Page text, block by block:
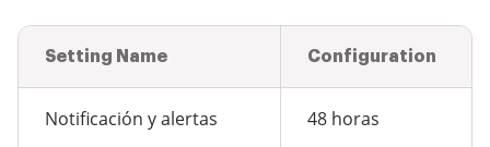
Setting Name Configuration
Notificación y alertas 48 horas